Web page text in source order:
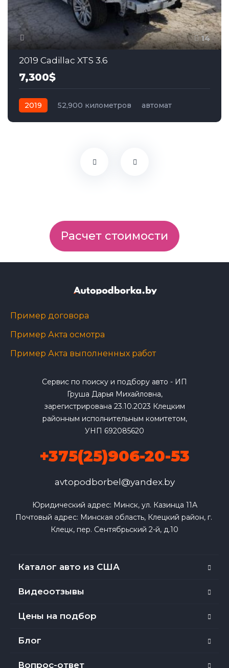
14
2019 Cadillac XTS 3.6
7,300$
2019 52,900 километров
автомат
Расчет стоимости
Пример договора
Пример Акта осмотра
Пример Акта выполненных работ
Сервис по поиску и подбору авто - ИП
Груша Дарья Михайловна,
зарегистрирована 23.10.2023 Клецким
районным исполнительным комитетом,
УНП 692085620
+375(25)906-20-53
avtopodborbel@yandex.by
Юридический адрес: Минск, ул. Казинца 11А
Почтовый адрес: Минская область, Клецкий район, г.
Клецк, пер. Сентябрьский 2-й, д.10
Каталог авто из США
Видеоотзывы
Цены на подбор
Блог
Вопрос-ответ